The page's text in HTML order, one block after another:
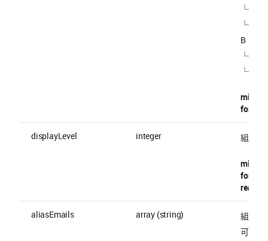
└ A1
└ A2
B
└ B1
└ B2
format
displayLevel integer 組織の
format
aliasEmails array (string)
組織の
可)